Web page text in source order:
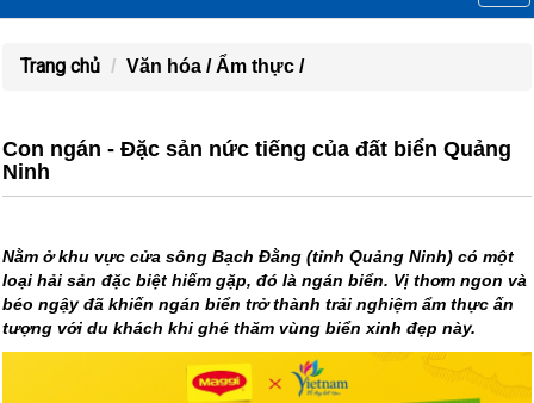
Trang chủ Văn hóa /Ẩm thực /
Con ngán - Đặc sản nức tiếng của đất biển Quảng
Ninh
Nằm ở khu vực cửa sông Bạch Đằng (tỉnh Quảng Ninh) có một
loại hải sản đặc biệt hiếm gặp, đó là ngán biển. Vị thơm ngon và
béo ngậy đã khiến ngán biển trở thành trải nghiệm ẩm thực ấn
tượng với du khách khi ghé thăm vùng biển xinh đẹp này.